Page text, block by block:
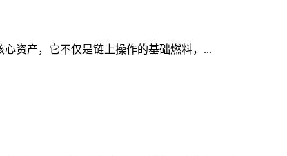
资产，它不仅是链上操作的基础燃料，...